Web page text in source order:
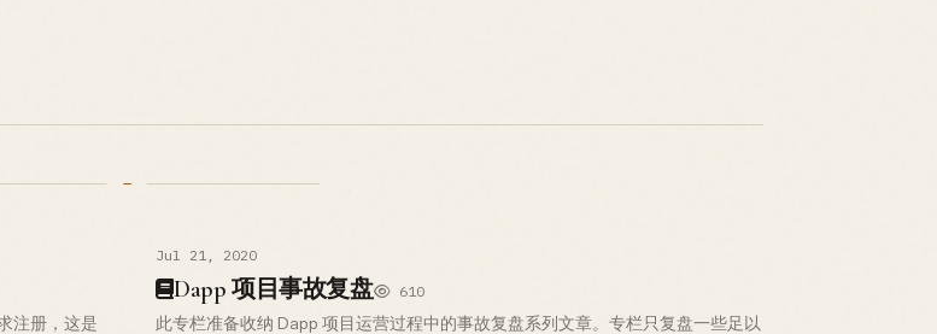
注册，这是
Jul 21, 2020
Dapp 项目事故复盘 610
此专栏准备收纳 Dapp 项目运营过程中的事故复盘系列文章。专栏只复盘一些足以